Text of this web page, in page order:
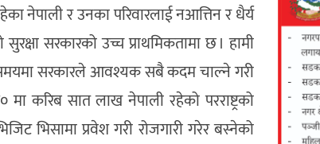
नेपाली र उनका परिवारलाई नआत्तिन र धैर्य
सरकारको उच्च प्राथमिकतामा छ । हामी
समयमा सरकारले आवश्यक सबै कदम चाल्ने गरी
करिब सात लाख नेपाली रहेको परराष्ट्रको
भिसामा प्रवेश गरी रोजगारी गरेर बस्नेको